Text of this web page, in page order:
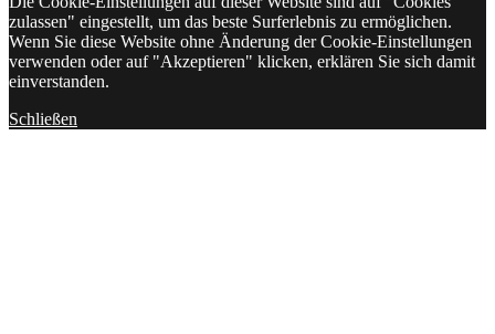
zulassen" eingestellt, um das beste Surferlebnis zu ermöglichen.
Wenn Sie diese Website ohne Änderung der Cookie-Einstellungen
verwenden oder auf "Akzeptieren" klicken, erklären Sie sich damit
einverstanden.
Schließen